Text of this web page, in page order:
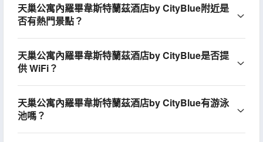
天巢公寓內羅畢韋斯特蘭茲酒店by CityBlue附近是
否有熱門景點？
天巢公寓內羅畢韋斯特蘭茲酒店by CityBlue是否提
供 WiFi？
天巢公寓內羅畢韋斯特蘭茲酒店by CityBlue有游泳
池嗎？